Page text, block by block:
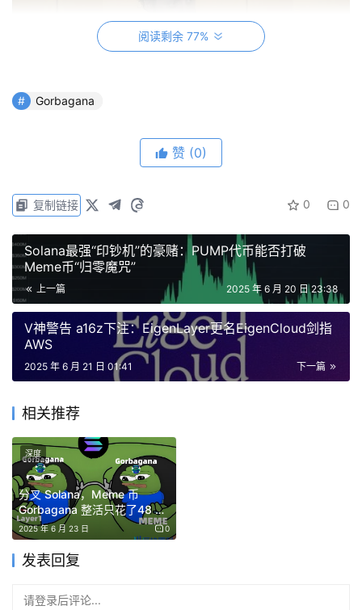
据称 Mark 是在餐厅碰巧遇见 WhatsApp 的团队并说服其
购的律师 Gabriel Shapiro 在研究 WhatsApp 的过程中深
度研究了其端到端的加密技术，并以此为契机更深层次的认
识到加密货币行业。
在 2015 年他接触到了以太坊，并参加了一个以太坊会议，
会议的演讲者刚好是曾被认为是「中本聪本人」的 Nick
Szabo，他正在台上绘声绘色的讲述着 The DAO，这让同
样从事律师行业的他对此深深着迷。他相信通过程序和规则
自动调节运行的 DAO 型经济体系。
他为「新控制论经济 DAO」这一理论构建了 MetaLeX，其
通过一套独特的链上协议和链下法律安排，通过将自主的链
上代码与链下法律实体相结合，将 DAO 与现实世界联系起
来，从而创建灵活、高效、合法且对其 DAO 负责的控制论
组织。
Ethereum Classic = Solana，
Ethereum =
阅读剩余 77%
Gorbagana
赞 (0)
0 0
复制链接
Solana最强“印钞机”的豪赌：PUMP代币能否打破
Meme币“归零魔咒”
上一篇 2025 年 6 月 20 日 23:38
V神警告 a16z下注：EigenLayer更名EigenCloud剑指
AWS
下一篇
2025 年 6 月 21 日 01:41
相关推荐
分叉 Solana，Meme 币
Gorbagana 整活只花了48 小
时
2025 年 6 月 23 日 0
深度
发表回复
请登录后评论...